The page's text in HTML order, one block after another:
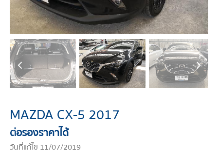
MAZDA CX-5 2017
ต่อรองราคาได้
วันที่แก้ไข 11/07/2019